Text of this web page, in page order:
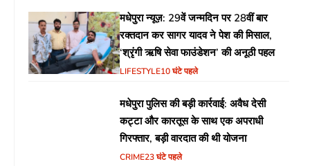
मधेपुरा न्यूज़: 29वें जन्मदिन पर 28वीं बार
रक्तदान कर सागर यादव ने पेश की मिसाल,
‘श्रृंगी ऋषि सेवा फाउंडेशन’ की अनूठी पहल
LIFESTYLE10 घंटे पहले
मधेपुरा पुलिस की बड़ी कार्रवाई: अवैध देसी
कट्टा और कारतूस के साथ एक अपराधी
गिरफ्तार, बड़ी वारदात की थी योजना
CRIME23 घंटे पहले